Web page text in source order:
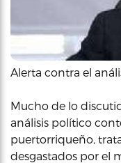
Alerta contra el
Mucho de lo
análisis político
puertorriqueño,
desgastados por el